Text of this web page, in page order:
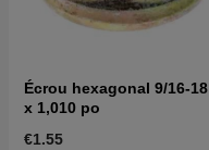
Écrou hexagonal 9/16-18
x 1,010 po
€1.55